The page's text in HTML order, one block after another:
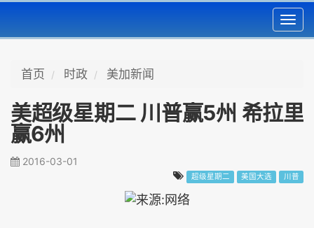
首页 时政 美加新闻
美超级星期二 川普赢5州 希拉里
赢6州
2016-03-01
超级星期二 美国大选 川普